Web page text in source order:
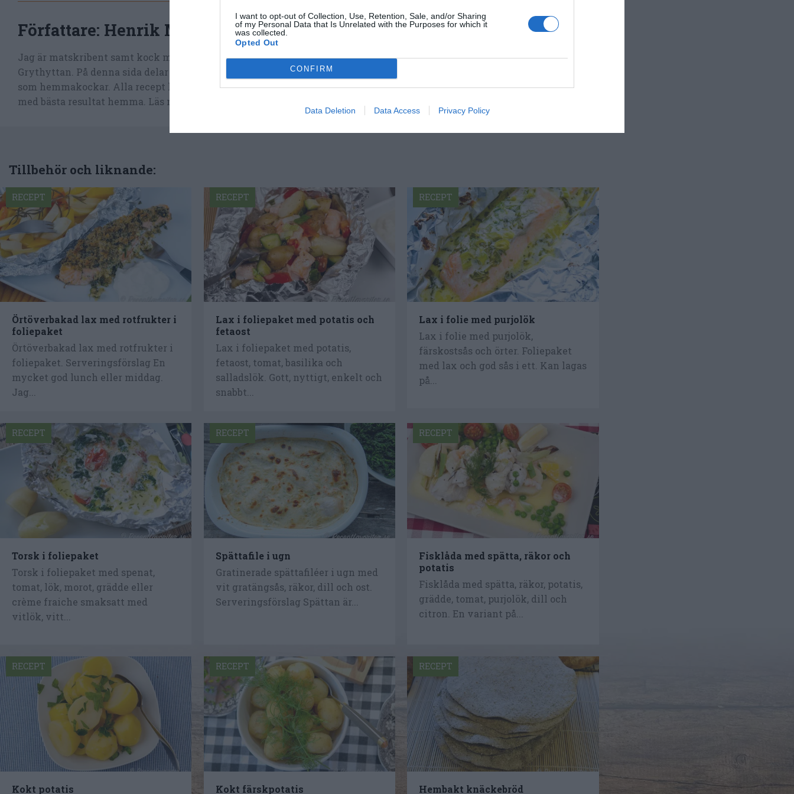
I want to opt-out of Collection, Use, Retention, Sale, and/or Sharing
of my Personal Data that Is Unrelated with the Purposes for which it
was collected.
Opted Out
CONFIRM
Data Deletion Data Access Privacy Policy
Författare: Henrik Mattsson
Jag är matskribent samt kock med en fil. kand i Måltidsvetenskap från restauranghögskolan i
Grythyttan. På denna sida delar jag med mig av tusentals olika recept för alla smaker - noviser
som hemmakockar. Alla recept har jag provlagat, skrivit och fotat så att du ska kunna laga dem
med bästa resultat hemma. Läs mer
Tillbehör och liknande:
Örtöverbakad lax med rotfrukter i
foliepaket
Örtöverbakad lax med rotfrukter i
foliepaket. Serveringsförslag En
mycket god lunch eller middag.
Jag...
RECEPT
Lax i foliepaket med potatis och
fetaost
Lax i foliepaket med potatis,
fetaost, tomat, basilika och
salladslök. Gott, nyttigt, enkelt och
snabbt...
RECEPT
Lax i folie med purjolök
Lax i folie med purjolök,
färskostsås och örter. Foliepaket
med lax och god sås i ett. Kan lagas
på...
RECEPT
Torsk i foliepaket
Torsk i foliepaket med spenat,
tomat, lök, morot, grädde eller
crème fraiche smaksatt med
vitlök, vitt...
RECEPT
Spättafile i ugn
Gratinerade spättafiléer i ugn med
vit gratängsås, räkor, dill och ost.
Serveringsförslag Spättan är...
RECEPT
Fisklåda med spätta, räkor och
potatis
Fisklåda med spätta, räkor, potatis,
grädde, tomat, purjolök, dill och
citron. En variant på...
RECEPT
Kokt potatis
RECEPT
Kokt färskpotatis
RECEPT
Hembakt knäckebröd
RECEPT